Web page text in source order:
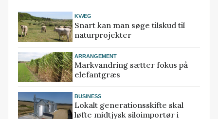
KVÆG
Snart kan man søge tilskud til
naturprojekter
ARRANGEMENT
Markvandring sætter fokus på
elefantgræs
BUSINESS
Lokalt generationsskifte skal
løfte midtjysk siloimportør i